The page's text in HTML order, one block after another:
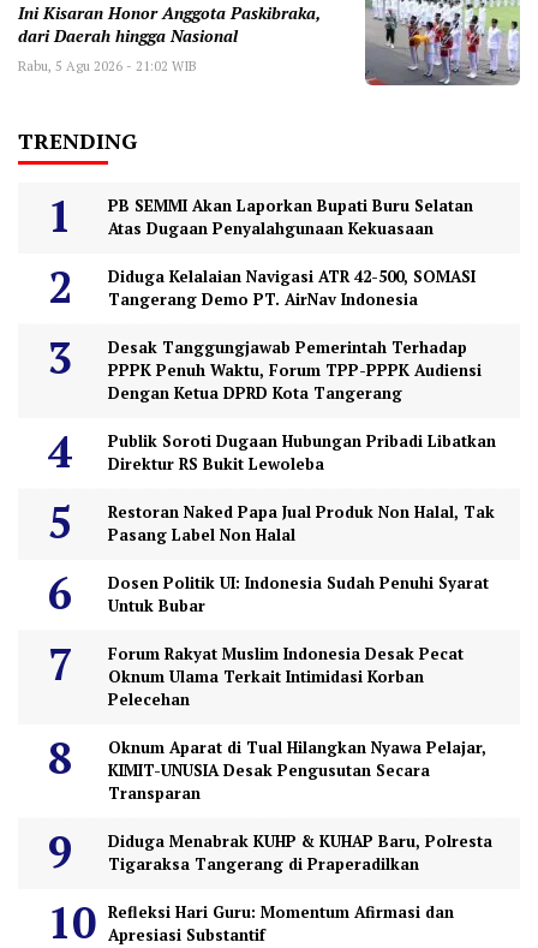
Ini Kisaran Honor Anggota Paskibraka,
dari Daerah hingga Nasional
Rabu, 5 Agu 2026 - 21:02 WIB
TRENDING
PB SEMMI Akan Laporkan Bupati Buru Selatan
Atas Dugaan Penyalahgunaan Kekuasaan
Diduga Kelalaian Navigasi ATR 42-500, SOMASI
Tangerang Demo PT. AirNav Indonesia
Desak Tanggungjawab Pemerintah Terhadap
PPPK Penuh Waktu, Forum TPP-PPPK Audiensi
Dengan Ketua DPRD Kota Tangerang
Publik Soroti Dugaan Hubungan Pribadi Libatkan
Direktur RS Bukit Lewoleba
Restoran Naked Papa Jual Produk Non Halal, Tak
Pasang Label Non Halal
Dosen Politik UI: Indonesia Sudah Penuhi Syarat
Untuk Bubar
Forum Rakyat Muslim Indonesia Desak Pecat
Oknum Ulama Terkait Intimidasi Korban
Pelecehan
Oknum Aparat di Tual Hilangkan Nyawa Pelajar,
KIMIT-UNUSIA Desak Pengusutan Secara
Transparan
Diduga Menabrak KUHP & KUHAP Baru, Polresta
Tigaraksa Tangerang di Praperadilkan
Refleksi Hari Guru: Momentum Afirmasi dan
Apresiasi Substantif